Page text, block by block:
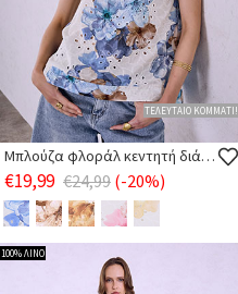
ΤΕΛΕΥΤΑΙΟ ΚΟΜΜΑΤΙ!
Μπλούζα φλοράλ κεντητή διάτρητη
€19,99 €24,99 (-20%)
100% ΛΙΝΟ